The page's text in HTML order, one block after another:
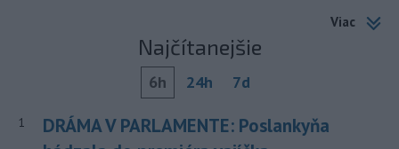
Viac
Najčítanejšie
6h 24h 7d
1
DRÁMA V PARLAMENTE: Poslankyňa